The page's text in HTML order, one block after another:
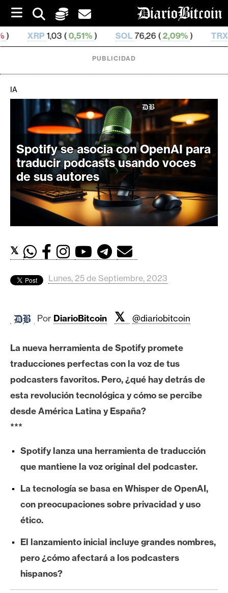
i
p
t
o
( 0,51%) SOL76,26 ( 2,09% ) TRX0,329 691 (
C
r
p
t
o
M
e
c
d
s
B
c
o
i
n
h
e
e
u
m
A
PUBLICIDAD
IA
Spotify se asocia con OpenAI para
traducir podcasts usando voces
de sus autores
𝕏
Lunes, 25 de Septiembre, 2023
Por DiarioBitcoin 𝕏 @diariobitcoin
La nueva herramienta de Spotify promete
traducciones perfectas con la voz de tus
podcasters favoritos. Pero, ¿qué hay detrás de
esta revolución tecnológica y cómo se percibe
desde América Latina y España?
***
Spotify lanza una herramienta de traducción
que mantiene la voz original del podcaster.
La tecnología se basa en Whisper de OpenAI,
con preocupaciones sobre privacidad y uso
ético.
El lanzamiento inicial incluye grandes nombres,
pero ¿cómo afectará a los podcasters
hispanos?